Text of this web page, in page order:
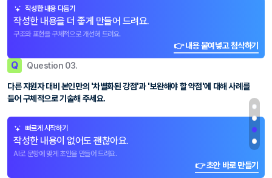
작성한 내용 다듬기
작성한 내용을 더 좋게 만들어 드려요.
구조와 표현을 구체적으로 개선해 드려요.
👉 내용 붙여넣고 첨삭하기
Q Question 03.
다른 지원자 대비 본인만의 '차별화된 강점'과 '보완해야 할 약점'에 대해 사례를
들어 구체적으로 기술해 주세요.
빠르게 시작하기
작성한 내용이 없어도 괜찮아요.
AI로 문항에 맞게 초안을 만들어 드려요.
👉 초안 바로 만들기